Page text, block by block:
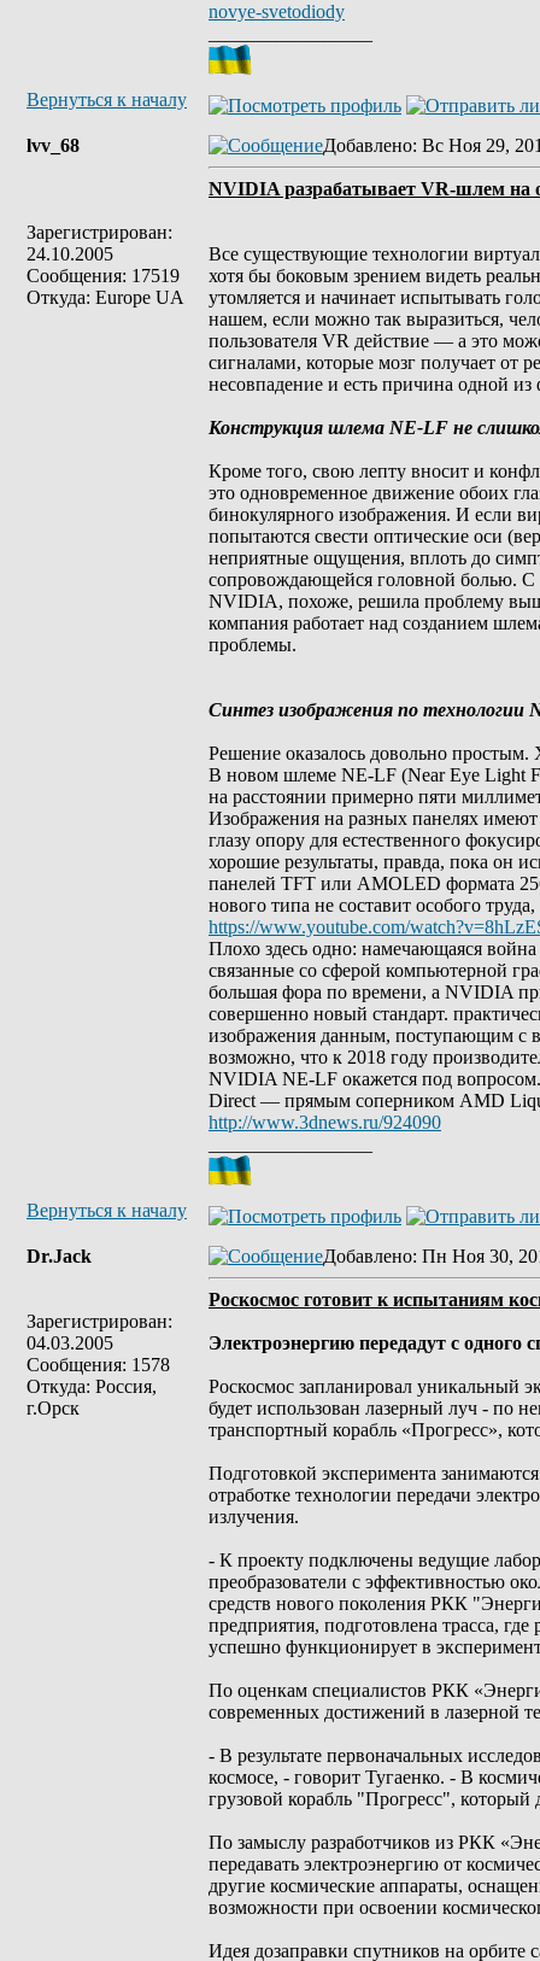
novye-svetodiody
Вернуться к началу
lvv_68
Зарегистрирован:
24.10.2005
Сообщения: 17519
Откуда: Europe UA
Добавлено: Вс Ноя 29,
NVIDIA разрабатывает VR-шлем на
Все существующие технологии
хотя бы боковым зрением видеть
утомляется и начинает испытывать
нашем, если можно так выразиться,
пользователя VR действие — а это
сигналами, которые мозг получает от
несовпадение и есть причина одной
Конструкция шлема NE-LF не
Кроме того, свою лепту вносит и
это одновременное движение обоих
бинокулярного изображения. И если
попытаются свести оптические оси
неприятные ощущения, вплоть до
сопровождающейся головной болью. С
NVIDIA, похоже, решила проблему
компания работает над созданием
проблемы.
Синтез изображения по технологии
Решение оказалось довольно простым.
В новом шлеме NE-LF (Near Eye Light
на расстоянии примерно пяти
Изображения на разных панелях имеют
глазу опору для естественного
хорошие результаты, правда, пока он
панелей TFT или AMOLED формата
нового типа не составит особого
https://www.youtube.com/
Плохо здесь одно: намечающаяся
связанные со сферой компьютерной
большая фора по времени, а NVIDIA
совершенно новый стандарт.
изображения данным, поступающим с
возможно, что к 2018 году
NVIDIA NE-LF окажется под
Direct — прямым соперником AMD
http://www.3dnews.ru/924090
Вернуться к началу
Dr.Jack
Зарегистрирован:
04.03.2005
Сообщения: 1578
Откуда: Россия,
г.Орск
Добавлено: Пн Ноя 30,
Роскосмос готовит к испытаниям
Электроэнергию передадут с одного
Роскосмос запланировал уникальный
будет использован лазерный луч - по
транспортный корабль «Прогресс»,
Подготовкой эксперимента
отработке технологии передачи
излучения.
- К проекту подключены ведущие
преобразователи с эффективностью
средств нового поколения РКК
предприятия, подготовлена трасса,
успешно функционирует в
По оценкам специалистов РКК
современных достижений в лазерной
- В результате первоначальных
космосе, - говорит Тугаенко. - В
грузовой корабль "Прогресс", который
По замыслу разработчиков из РКК
передавать электроэнергию от
другие космические аппараты,
возможности при освоении
Идея дозаправки спутников на орбите